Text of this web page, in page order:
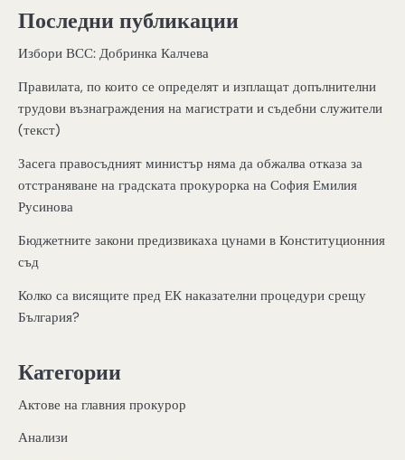
Последни публикации
Избори ВСС: Добринка Калчева
Правилата, по които се определят и изплащат допълнителни
трудови възнаграждения на магистрати и съдебни служители
(текст)
Засега правосъдният министър няма да обжалва отказа за
отстраняване на градската прокурорка на София Емилия
Русинова
Бюджетните закони предизвикаха цунами в Конституционния
съд
Колко са висящите пред ЕК наказателни процедури срещу
България?
Категории
Актове на главния прокурор
Анализи